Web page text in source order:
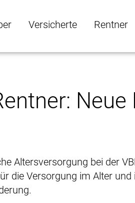
Versicherte Rentner
Altersversorgung bei der
die Versorgung im Alter und